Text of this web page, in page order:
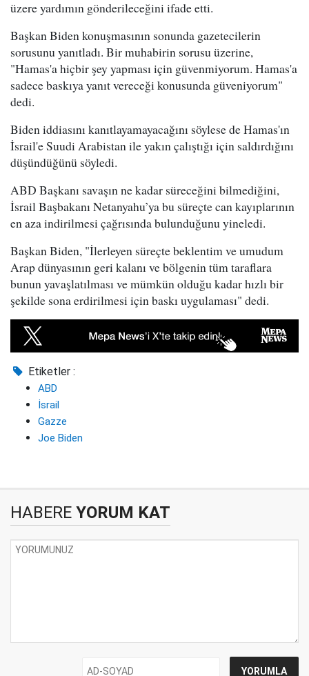
üzere yardımın gönderileceğini ifade etti.
Başkan Biden konuşmasının sonunda gazetecilerin
sorusunu yanıtladı. Bir muhabirin sorusu üzerine,
"Hamas'a hiçbir şey yapması için güvenmiyorum. Hamas'a
sadece baskıya yanıt vereceği konusunda güveniyorum"
dedi.
Biden iddiasını kanıtlayamayacağını söylese de Hamas'ın
İsrail'e Suudi Arabistan ile yakın çalıştığı için saldırdığını
düşündüğünü söyledi.
ABD Başkanı savaşın ne kadar süreceğini bilmediğini,
İsrail Başbakanı Netanyahu’ya bu süreçte can kayıplarının
en aza indirilmesi çağrısında bulunduğunu yineledi.
Başkan Biden, "İlerleyen süreçte beklentim ve umudum
Arap dünyasının geri kalanı ve bölgenin tüm taraflara
bunun yavaşlatılması ve mümkün olduğu kadar hızlı bir
şekilde sona erdirilmesi için baskı uygulaması" dedi.
Etiketler :
ABD
İsrail
Gazze
Joe Biden
HABERE YORUM KAT